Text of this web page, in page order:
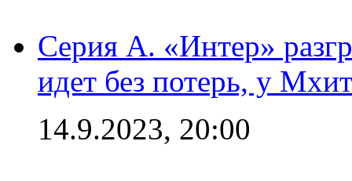
Серия А. «Интер»
идет без потерь, у
14.9.2023, 20:00